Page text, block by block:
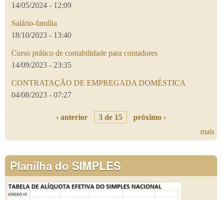
14/05/2024 - 12:09
Salário-família
18/10/2023 - 13:40
Curso prático de contabilidade para contadores
14/09/2023 - 23:35
CONTRATAÇÃO DE EMPREGADA DOMÉSTICA
04/08/2023 - 07:27
‹ anterior 3 de 15
próximo ›
mais
Planilha do SIMPLES